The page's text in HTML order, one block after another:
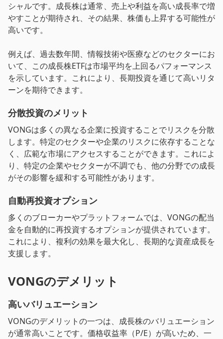
シャルです。成長株は通常、売上や利益を高い成長率で増
やすことが期待され、その結果、株価も上昇する可能性が
高いです。
例えば、過去数年間、情報技術や医療などのセクターにお
いて、この成長株ETFは市場平均を上回るパフォーマンス
を示しています。これにより、長期投資を通じて高いリタ
ーンを期待できます。
分散投資のメリット
VONGは多くの異なる企業に投資することでリスクを分散
します。特定のセクターや企業のリスクに依存することな
く、広範な市場にアクセスすることができます。これによ
り、特定の企業やセクターが不調でも、他の分野での成長
がその影響を緩和する可能性があります。
自動再投資オプション
多くのブローカーやプラットフォームでは、VONGの配当
金を自動的に再投資するオプションが提供されています。
これにより、複利の効果を最大化し、長期的な資産成長を
支援します。
VONGのデメリット
高いバリュエーション
VONGのデメリットの一つは、成長株のバリュエーション
が通常高いことです。価格収益率（P/E）が高いため、一